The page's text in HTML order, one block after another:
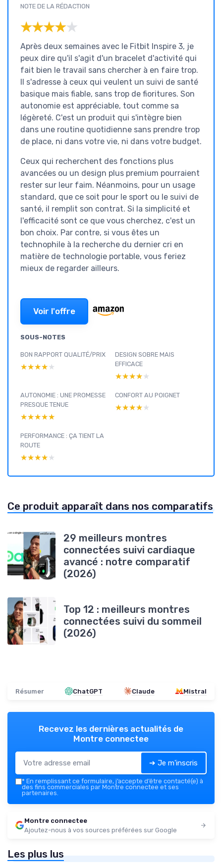
NOTE DE LA RÉDACTION
★★★★★
★★★★★
Après deux semaines avec le Fitbit Inspire 3, je
peux dire qu'il s'agit d'un bracelet d'activité qui
fait bien le travail sans chercher à en faire trop.
Il s'adresse à ceux qui veulent un suivi de santé
basique mais fiable, sans trop de fioritures. Son
autonomie est appréciable, tout comme sa
légèreté. C'est un produit qui s'intègre bien
dans une routine quotidienne sans prendre trop
de place, ni dans votre vie, ni dans votre budget.
Ceux qui recherchent des fonctions plus
avancées ou un design plus premium pourraient
rester sur leur faim. Néanmoins, pour un usage
standard, que ce soit pour le sport ou le suivi de
santé, il remplit son contrat. Si la simplicité et
l'efficacité sont ce que vous cherchez, c'est un
bon choix. Par contre, si vous êtes un
technophile à la recherche du dernier cri en
matière de technologie portable, vous feriez
mieux de regarder ailleurs.
Voir l'offre
SOUS-NOTES
BON RAPPORT QUALITÉ/PRIX
★★★★★
★★★★★
DESIGN SOBRE MAIS
EFFICACE
★★★★★
★★★★★
AUTONOMIE : UNE PROMESSE
PRESQUE TENUE
★★★★★
★★★★★
CONFORT AU POIGNET
★★★★★
★★★★★
PERFORMANCE : ÇA TIENT LA
ROUTE
★★★★★
★★★★★
Ce produit apparaît dans nos comparatifs
29 meilleurs montres
connectées suivi cardiaque
avancé : notre comparatif
(2026)
Top 12 : meilleurs montres
connectées suivi du sommeil
(2026)
Résumer ChatGPT Claude Mistral
Recevez les dernières actualités de
Montre connectee
➔ Je m'inscris
* En remplissant ce formulaire, j’accepte d’être contacté(e) à
des fins commerciales par Montre connectee et ses
partenaires.
Montre connectee
Ajoutez-nous à vos sources préférées sur Google
Les plus lus